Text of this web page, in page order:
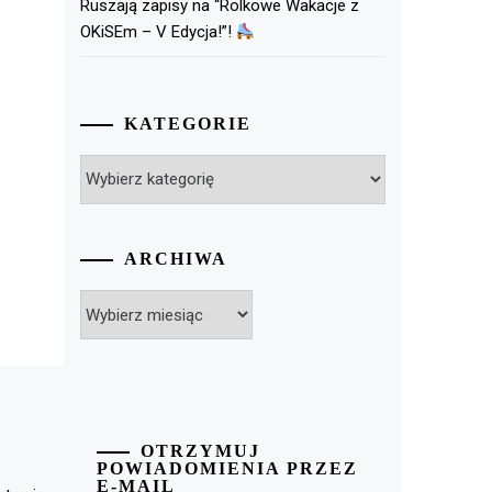
Ruszają zapisy na “Rolkowe Wakacje z
OKiSEm – V Edycja!”!
KATEGORIE
ARCHIWA
OTRZYMUJ
POWIADOMIENIA PRZEZ
E-MAIL